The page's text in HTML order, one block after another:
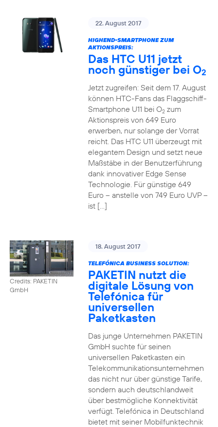
22. August 2017
HIGHEND-SMARTPHONE ZUM
AKTIONSPREIS:
Das HTC U11 jetzt
noch günstiger bei O2
Jetzt zugreifen: Seit dem 17. August
können HTC-Fans das Flaggschiff-
Smartphone U11 bei O2zum
Aktionspreis von 649 Euro
erwerben, nur solange der Vorrat
reicht. Das HTC U11 überzeugt mit
elegantem Design und setzt neue
Maßstäbe in der Benutzerführung
dank innovativer Edge Sense
Technologie. Für günstige 649
Euro – anstelle von 749 Euro UVP –
ist […]
Credits: PAKETIN
GmbH
18. August 2017
TELEFÓNICA BUSINESS SOLUTION:
PAKETIN nutzt die
digitale Lösung von
Telefónica für
universellen
Paketkasten
Das junge Unternehmen PAKETIN
GmbH suchte für seinen
universellen Paketkasten ein
Telekommunikationsunternehmen
das nicht nur über günstige Tarife,
sondern auch deutschlandweit
über bestmögliche Konnektivität
verfügt. Telefónica in Deutschland
bietet mit seiner Mobilfunktechnik